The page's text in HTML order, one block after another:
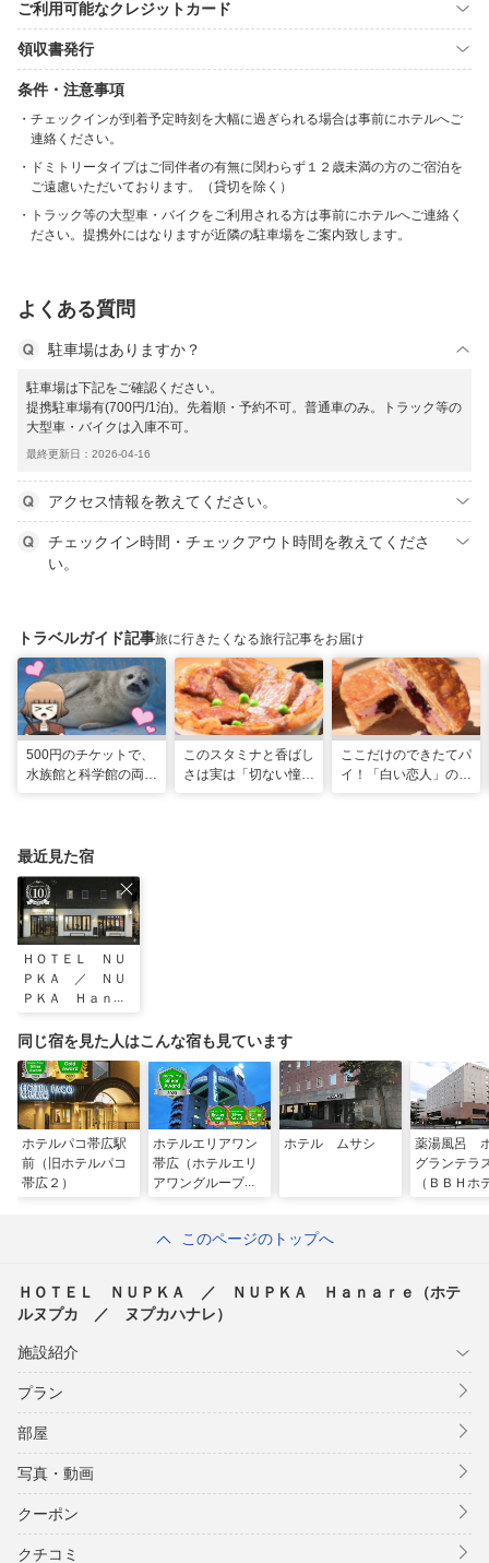
ご利用可能なクレジットカード
領収書発行
条件・注意事項
チェックインが到着予定時刻を大幅に過ぎられる場合は事前にホテルへご
連絡ください。
ドミトリータイプはご同伴者の有無に関わらず１２歳未満の方のご宿泊を
ご遠慮いただいております。（貸切を除く）
トラック等の大型車・バイクをご利用される方は事前にホテルへご連絡く
ださい。提携外にはなりますが近隣の駐車場をご案内致します。
よくある質問
駐車場はありますか？
駐車場は下記をご確認ください。
提携駐車場有(700円/1泊)。先着順・予約不可。普通車のみ。トラック等の
大型車・バイクは入庫不可。
最終更新日：2026-04-16
アクセス情報を教えてください。
チェックイン時間・チェックアウト時間を教えてくださ
い。
トラベルガイド記事旅に行きたくなる旅行記事をお届け
500円のチケットで、
水族館と科学館の両方
このスタミナと香ばし
さは実は「切ない憧
ここだけのできたてパ
イ！「白い恋人」の石
最近見た宿
ＨＯＴＥＬ ＮＵ
ＰＫＡ ／ ＮＵ
ＰＫＡ Ｈａｎａ
カ ／ ヌプカハ
ナレ）
同じ宿を見た人はこんな宿も見ています
ホテルパコ帯広駅
前（旧ホテルパコ
帯広２）
ホテルエリアワン
帯広（ホテルエリ
アワングループ）
ホテル ムサシ
薬湯風呂
グランテラ
（ＢＢＨホ
このページのトップへ
ＨＯＴＥＬ ＮＵＰＫＡ ／ ＮＵＰＫＡ Ｈａｎａｒｅ（ホテ
ルヌプカ ／ ヌプカハナレ）
施設紹介
プラン
部屋
写真・動画
クーポン
クチコミ